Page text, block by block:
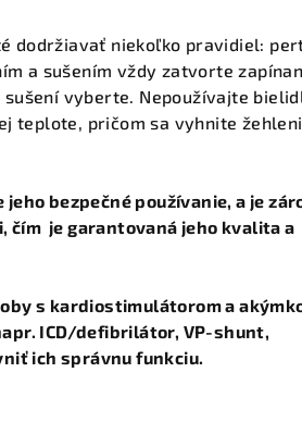
dodržiavať niekoľko pravidiel:
a sušením vždy zatvorte
sušení vyberte. Nepoužívajte
teplote, pričom sa vyhnite
bezpečné používanie, a je
čím je garantovaná jeho kvalita a
s kardiostimulátorom a
ICD/defibrilátor, VP-shunt,
ich správnu funkciu.